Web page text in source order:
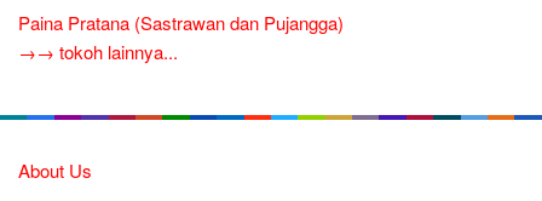
Paina Pratana (Sastrawan dan Pujangga)
→→ tokoh lainnya...
About Us